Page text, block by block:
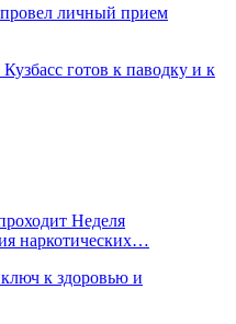
личный прием
готов к паводку и к
Неделя
наркотических…
к здоровью и